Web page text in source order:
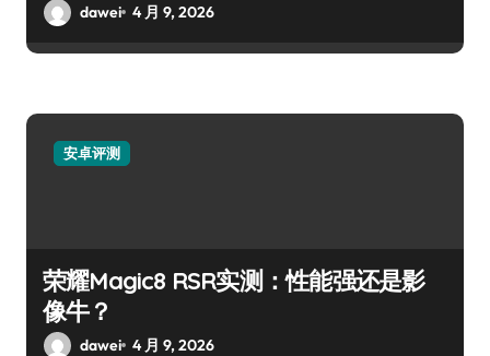
dawei 4 月 9, 2026
安卓评测
荣耀Magic8 RSR实测：性能强还是影
像牛？
dawei 4 月 9, 2026